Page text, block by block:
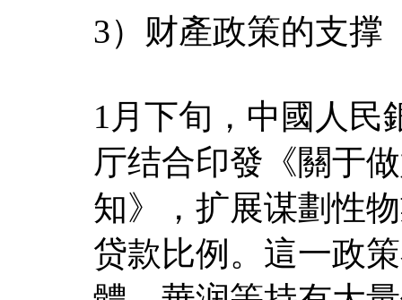
3）财產政策的支撑
1月下旬，中國人民
厅结合印發《關于
知》，扩展谋劃性
贷款比例。這一政